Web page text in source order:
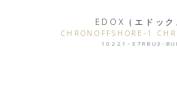
EDOX（エドック
CHRONOFFSHORE-1
10221-37RBU3-